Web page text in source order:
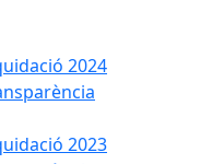
2024
2023